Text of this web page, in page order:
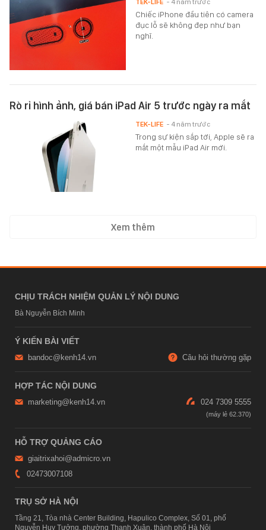
Chiếc iPhone đầu tiên có camera
đục lỗ sẽ không đẹp như bạn
nghĩ.
TEK-LIFE - 4 năm trước
Rò rỉ hình ảnh, giá bán iPad Air 5 trước ngày ra mắt
Trong sự kiện sắp tới, Apple sẽ ra
mắt một mẫu iPad Air mới.
TEK-LIFE - 4 năm trước
Xem thêm
CHỊU TRÁCH NHIỆM QUẢN LÝ NỘI DUNG
Bà Nguyễn Bích Minh
Ý KIẾN BÀI VIẾT
bandoc@kenh14.vn Câu hỏi thường gặp
HỢP TÁC NỘI DUNG
marketing@kenh14.vn 024 7309 5555
HỖ TRỢ QUẢNG CÁO
giaitrixahoi@admicro.vn
02473007108
TRỤ SỞ HÀ NỘI
Tầng 21, Tòa nhà Center Building, Hapulico Complex, Số 01, phố
Nguyễn Huy Tưởng, phường Thanh Xuân, thành phố Hà Nội